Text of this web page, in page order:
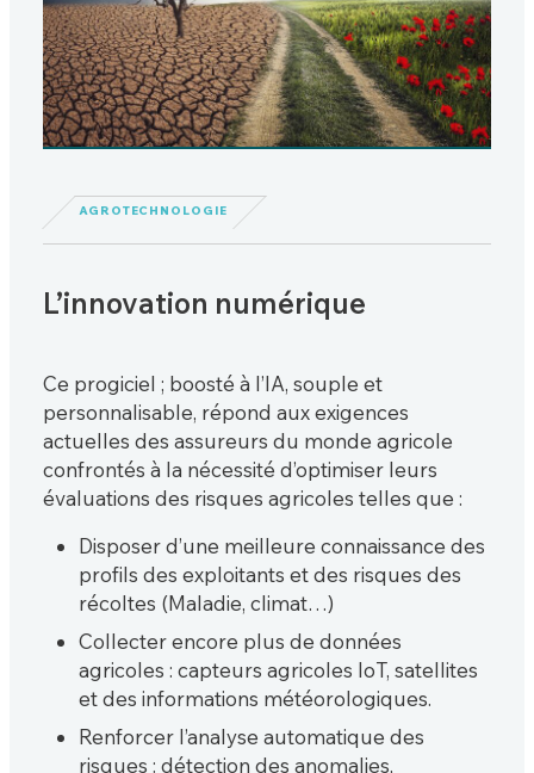
AGROTECHNOLOGIE
L’innovation numérique
Ce progiciel ; boosté à l’IA, souple et
personnalisable, répond aux exigences
actuelles des assureurs du monde agricole
confrontés à la nécessité d’optimiser leurs
évaluations des risques agricoles telles que :
Disposer d’une meilleure connaissance des
profils des exploitants et des risques des
récoltes (Maladie, climat…)
Collecter encore plus de données
agricoles : capteurs agricoles IoT, satellites
et des informations météorologiques.
Renforcer l’analyse automatique des
risques : détection des anomalies,